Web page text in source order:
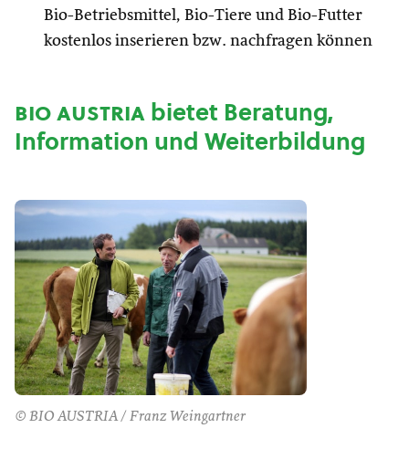
Bio-Betriebsmittel, Bio-Tiere und Bio-Futter
kostenlos inserieren bzw. nachfragen können
bio austriabietet Beratung,
Information und Weiterbildung
© BIO AUSTRIA / Franz Weingartner